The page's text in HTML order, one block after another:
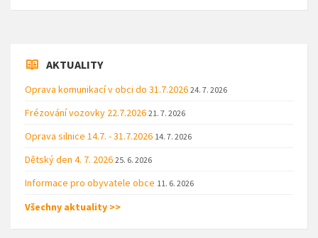
AKTUALITY
Oprava komunikací v obci do 31.7.2026 24. 7. 2026
Frézování vozovky 22.7.2026 21. 7. 2026
Oprava silnice 14.7. - 31.7.2026 14. 7. 2026
Dětský den 4. 7. 2026 25. 6. 2026
Informace pro obyvatele obce 11. 6. 2026
Všechny aktuality >>